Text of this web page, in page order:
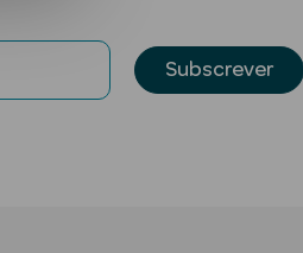
Subscrever